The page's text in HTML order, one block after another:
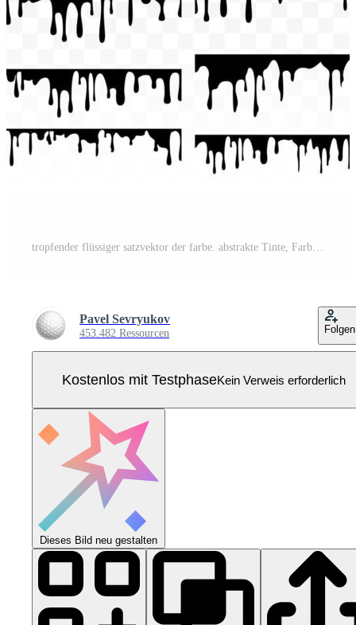
tropfender flüssiger satzvektor der farbe. abstrakte Tinte, Farbspritzer. diverse Blutspritzer. Schokolade, Sirup undicht. fließt. Grunge-Design. isolierte Abbildung Pro Vektor
Pavel Sevryukov
453.482 Ressourcen Folgen
Kostenlos mit TestphaseKein Verweis erforderlich
Dieses Bild neu gestalten